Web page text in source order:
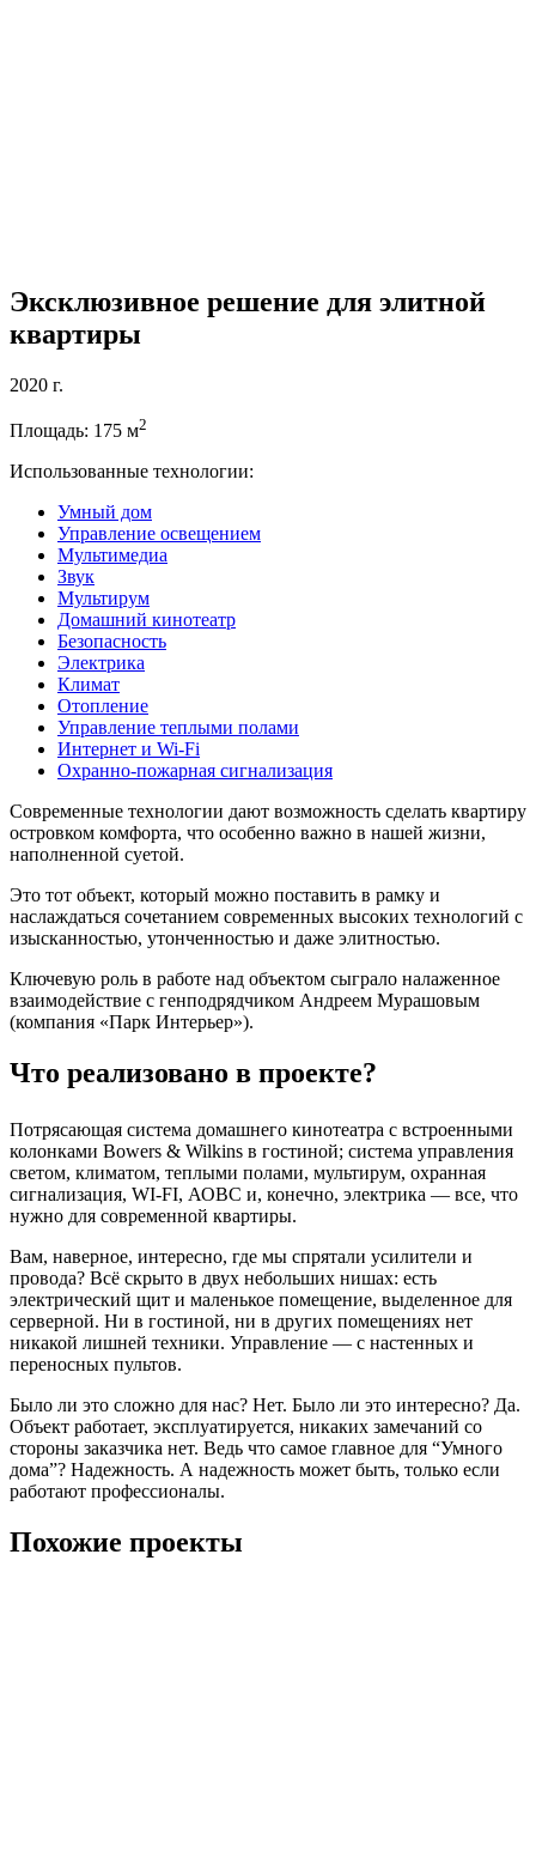
Эксклюзивное решение для элитной
квартиры
2020 г.
Площадь: 175 м2
Использованные технологии:
Умный дом
Управление освещением
Мультимедиа
Звук
Мультирум
Домашний кинотеатр
Безопасность
Электрика
Климат
Отопление
Управление теплыми полами
Интернет и Wi-Fi
Охранно-пожарная сигнализация
Современные технологии дают возможность сделать квартиру
островком комфорта, что особенно важно в нашей жизни,
наполненной суетой.
Это тот объект, который можно поставить в рамку и
наслаждаться сочетанием современных высоких технологий с
изысканностью, утонченностью и даже элитностью.
Ключевую роль в работе над объектом сыграло налаженное
взаимодействие с генподрядчиком Андреем Мурашовым
(компания «Парк Интерьер»).
Что реализовано в проекте?
Потрясающая система домашнего кинотеатра с встроенными
колонками Bowers & Wilkins в гостиной; система управления
светом, климатом, теплыми полами, мультирум, охранная
сигнализация, WI-FI, АОВС и, конечно, электрика — все, что
нужно для современной квартиры.
Вам, наверное, интересно, где мы спрятали усилители и
провода? Всё скрыто в двух небольших нишах: есть
электрический щит и маленькое помещение, выделенное для
серверной. Ни в гостиной, ни в других помещениях нет
никакой лишней техники. Управление — с настенных и
переносных пультов.
Было ли это сложно для нас? Нет. Было ли это интересно? Да.
Объект работает, эксплуатируется, никаких замечаний со
стороны заказчика нет. Ведь что самое главное для “Умного
дома”? Надежность. А надежность может быть, только если
работают профессионалы.
Похожие проекты